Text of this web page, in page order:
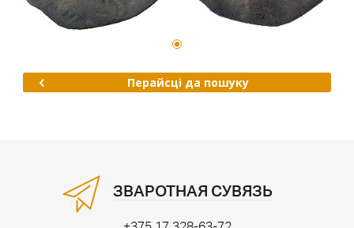
Перайсці да пошуку
ЗВАРОТНАЯ СУВЯЗЬ